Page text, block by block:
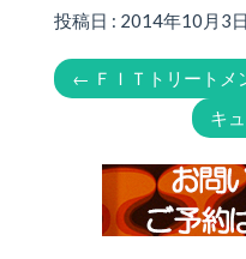
投稿日 : 2014年10月3
← ＦＩＴトリートメ
キ